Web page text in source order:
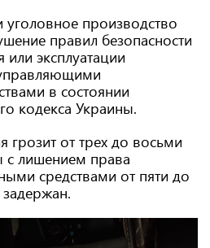
уголовное производство
правил безопасности
эксплуатации
в состоянии
кодекса Украины.
грозит от трех до восьми
с лишением права
средствами от пяти до